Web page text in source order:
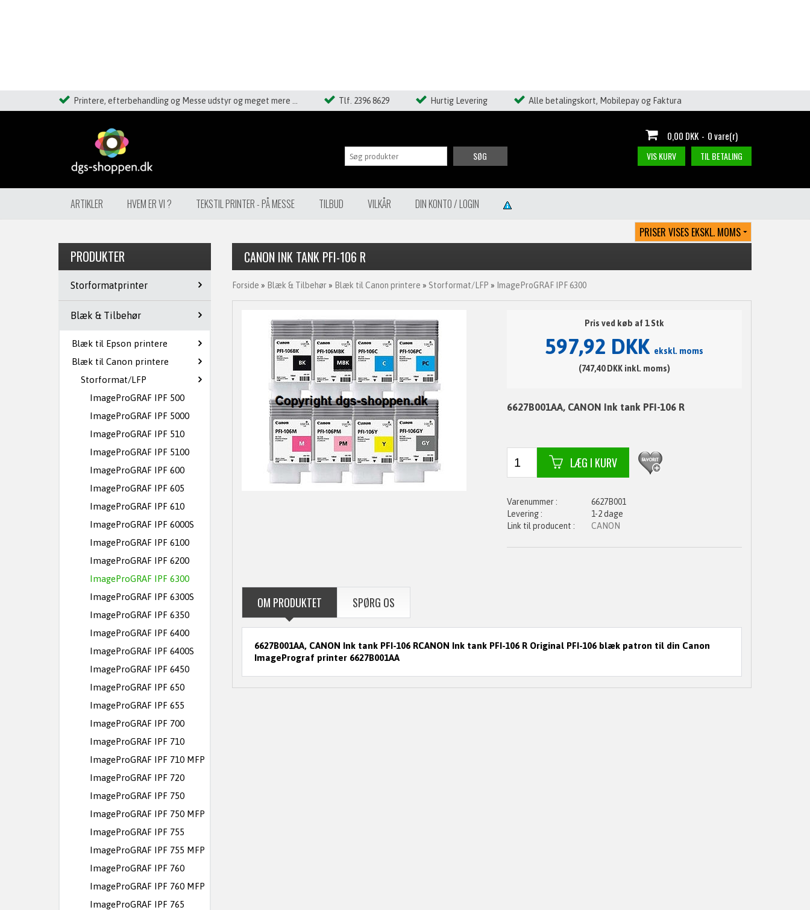
Printere, efterbehandling og Messe udstyr og meget mere ... Tlf. 2396 8629 Hurtig Levering Alle betalingskort, Mobilepay og Faktura
0,00 DKK - 0 vare(r)
VIS KURV TIL BETALING
ARTIKLER HVEM ER VI ? TEKSTIL PRINTER - PÅ MESSE TILBUD VILKÅR DIN KONTO / LOGIN
SØG
PRODUKTER
Storformatprinter
Blæk & Tilbehør
Blæk til Epson printere
Blæk til Canon printere
Storformat/LFP
ImageProGRAF IPF 500
ImageProGRAF IPF 5000
ImageProGRAF IPF 510
ImageProGRAF IPF 5100
ImageProGRAF IPF 600
ImageProGRAF IPF 605
ImageProGRAF IPF 610
ImageProGRAF IPF 6000S
ImageProGRAF IPF 6100
ImageProGRAF IPF 6200
ImageProGRAF IPF 6300
ImageProGRAF IPF 6300S
ImageProGRAF IPF 6350
ImageProGRAF IPF 6400
ImageProGRAF IPF 6400S
ImageProGRAF IPF 6450
ImageProGRAF IPF 650
ImageProGRAF IPF 655
ImageProGRAF IPF 700
ImageProGRAF IPF 710
ImageProGRAF IPF 710 MFP
ImageProGRAF IPF 720
ImageProGRAF IPF 750
ImageProGRAF IPF 750 MFP
ImageProGRAF IPF 755
ImageProGRAF IPF 755 MFP
ImageProGRAF IPF 760
ImageProGRAF IPF 760 MFP
ImageProGRAF IPF 765
CANON INK TANK PFI-106 R
Forside » Blæk & Tilbehør » Blæk til Canon printere » Storformat/LFP » ImageProGRAF IPF 6300
Pris ved køb af 1 Stk
597,92 DKK ekskl. moms
(747,40 DKK inkl. moms)
6627B001AA, CANON Ink tank PFI-106 R
6627B001
1-2 dage
CANON
OM PRODUKTET SPØRG OS
6627B001AA, CANON Ink tank PFI-106 RCANON Ink tank PFI-106 R Original PFI-106 blæk patron til din Canon
ImagePrograf printer 6627B001AA